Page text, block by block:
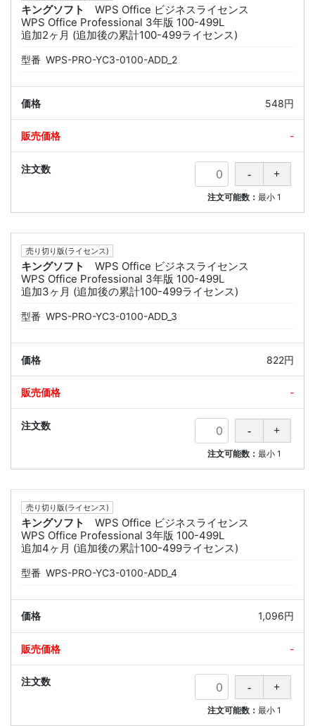
キングソフト
WPS Office ビジネスライセンス
WPS Office Professional 3年版 100-499L
追加2ヶ月 (追加後の累計100-499ライセンス)
型番 WPS-PRO-YC3-0100-ADD_2
548円
-
注文可能数：最小 1
売り切り版(ライセンス)
キングソフト
WPS Office ビジネスライセンス
WPS Office Professional 3年版 100-499L
追加3ヶ月 (追加後の累計100-499ライセンス)
型番 WPS-PRO-YC3-0100-ADD_3
822円
-
注文可能数：最小 1
売り切り版(ライセンス)
キングソフト
WPS Office ビジネスライセンス
WPS Office Professional 3年版 100-499L
追加4ヶ月 (追加後の累計100-499ライセンス)
型番 WPS-PRO-YC3-0100-ADD_4
1,096円
-
注文可能数：最小 1